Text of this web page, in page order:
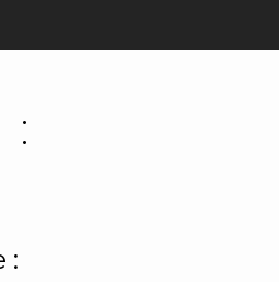
:
: